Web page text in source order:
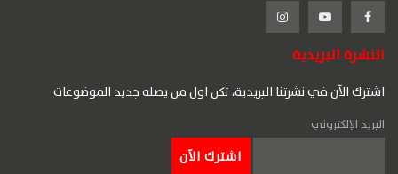
النشرة البريدية
اشترك الآن في نشرتنا البريدية، تكن اول من يصله جديد الموضوعات
البريد الإلكتروني